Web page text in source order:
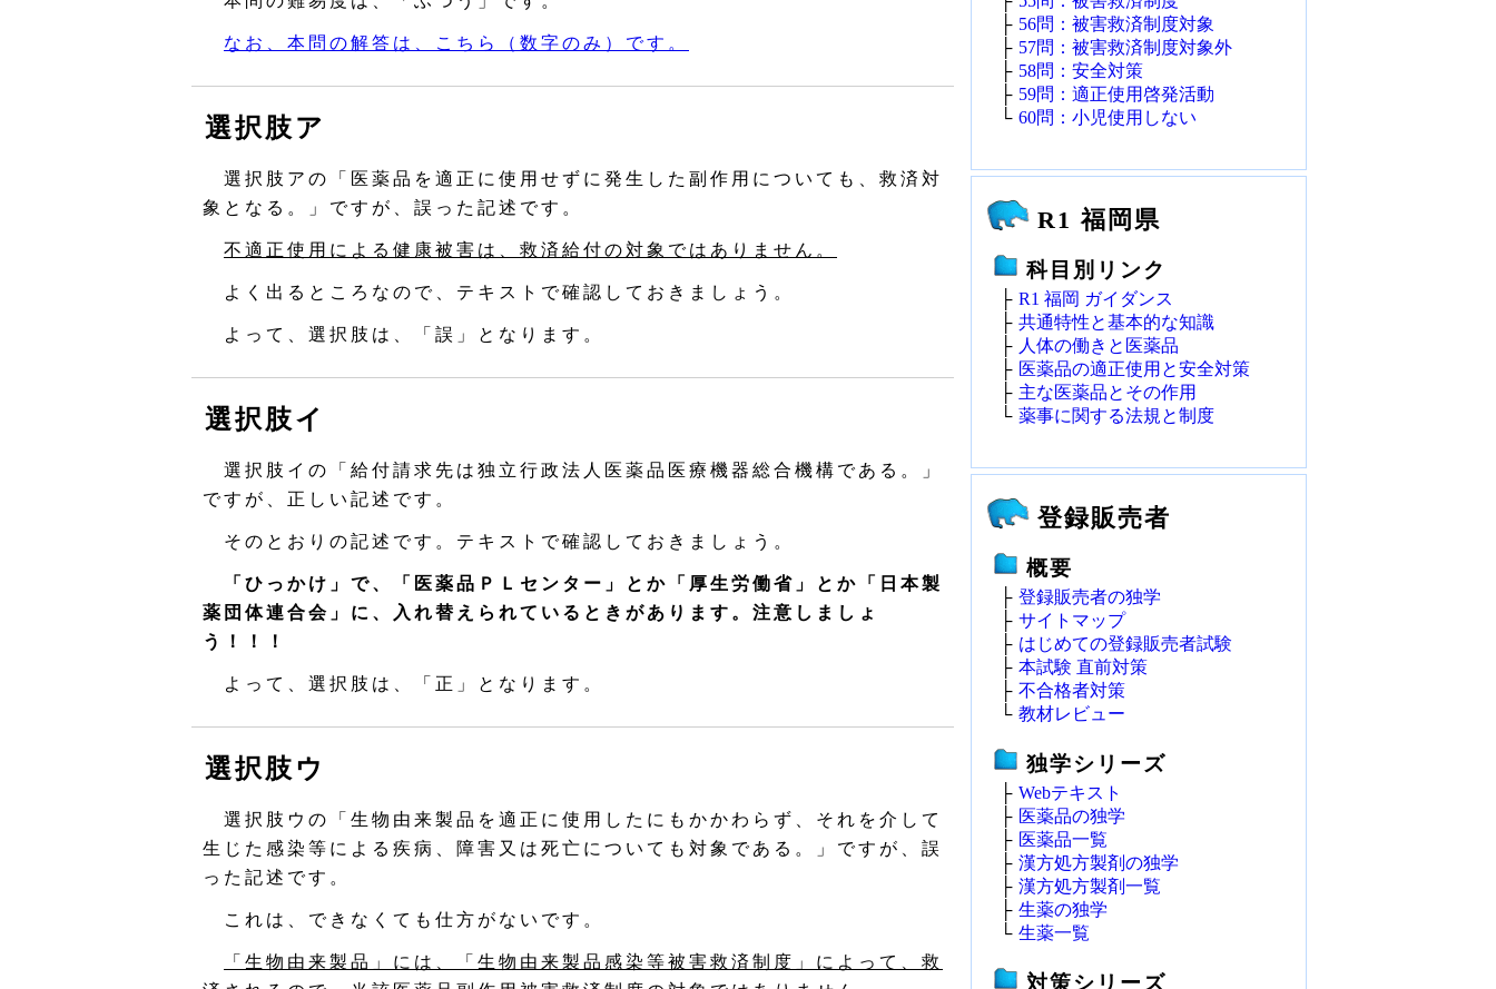
なお、本問の解答は、こちら（数字のみ）です。
選択肢ア
選択肢アの「医薬品を適正に使用せずに発生した副作用についても、救済対
象となる。」ですが、誤った記述です。
不適正使用による健康被害は、救済給付の対象ではありません。
よく出るところなので、テキストで確認しておきましょう。
よって、選択肢は、「誤」となります。
選択肢イ
選択肢イの「給付請求先は独立行政法人医薬品医療機器総合機構である。」
ですが、正しい記述です。
そのとおりの記述です。テキストで確認しておきましょう。
「ひっかけ」で、「医薬品ＰＬセンター」とか「厚生労働省」とか「日本製
薬団体連合会」に、入れ替えられているときがあります。注意しましょ
う！！！
よって、選択肢は、「正」となります。
選択肢ウ
選択肢ウの「生物由来製品を適正に使用したにもかかわらず、それを介して
生じた感染等による疾病、障害又は死亡についても対象である。」ですが、誤
った記述です。
これは、できなくても仕方がないです。
「生物由来製品」には、「生物由来製品感染等被害救済制度」によって、救
├ 56問：被害救済制度対象
├ 57問：被害救済制度対象外
├ 58問：安全対策
├ 59問：適正使用啓発活動
└ 60問：小児使用しない
R1 福岡県
科目別リンク
├ R1 福岡 ガイダンス
├ 共通特性と基本的な知識
├ 人体の働きと医薬品
├ 医薬品の適正使用と安全対策
├ 主な医薬品とその作用
└ 薬事に関する法規と制度
登録販売者
概要
├ 登録販売者の独学
├ サイトマップ
├ はじめての登録販売者試験
├ 本試験 直前対策
├ 不合格者対策
└ 教材レビュー
独学シリーズ
├ Webテキスト
├ 医薬品の独学
├ 医薬品一覧
├ 漢方処方製剤の独学
├ 漢方処方製剤一覧
├ 生薬の独学
└ 生薬一覧
対策シリーズ